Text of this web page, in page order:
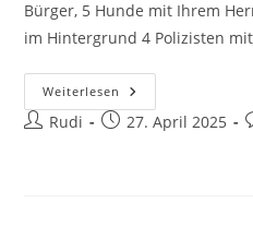
Bürger, 5 Hunde mit Ihrem
im Hintergrund 4 Polizisten
Weiterlesen OB-
An
Beitrags-
Rudi
Beitrag27. April 2025